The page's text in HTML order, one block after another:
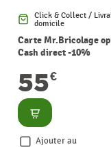
Click & Collect /
domicile
Carte Mr.Bricolage
Cash direct -10%
55€
Consulter
Ajouter au